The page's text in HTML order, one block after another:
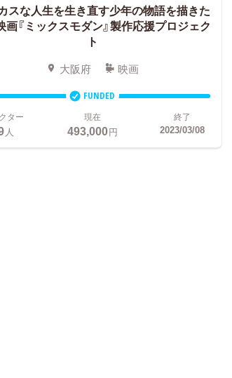
スな人生を生き直す少年の物語を描きた
画『ミックスモダン』製作応援プロジェク
ト
大阪府 映画
FUNDED
ター
人
現在
493,000円
終了
2023/03/08